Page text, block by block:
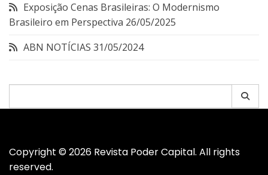
Exposição Cenas Brasileiras: O Modernismo
Brasileiro em Perspectiva 26/05/2025
ABN NOTÍCIAS 31/05/2024
por:
Copyright © 2026 Revista Poder Capital. All rights
reserved.